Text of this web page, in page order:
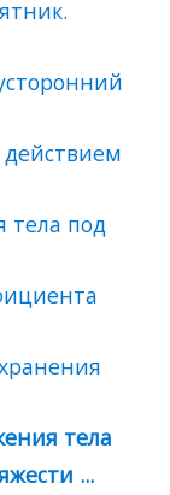
тела под
тела
...